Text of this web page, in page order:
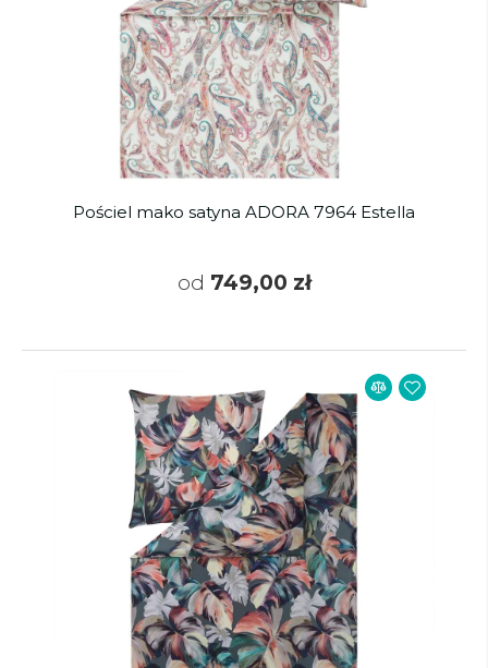
Pościel mako satyna ADORA 7964 Estella
od 749,00 zł